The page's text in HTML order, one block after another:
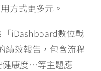
方式更多元。
iDashboard數位戰
績效報告，包含流程
健康度…等主題應